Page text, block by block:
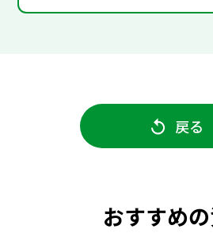
戻る
おすすめ